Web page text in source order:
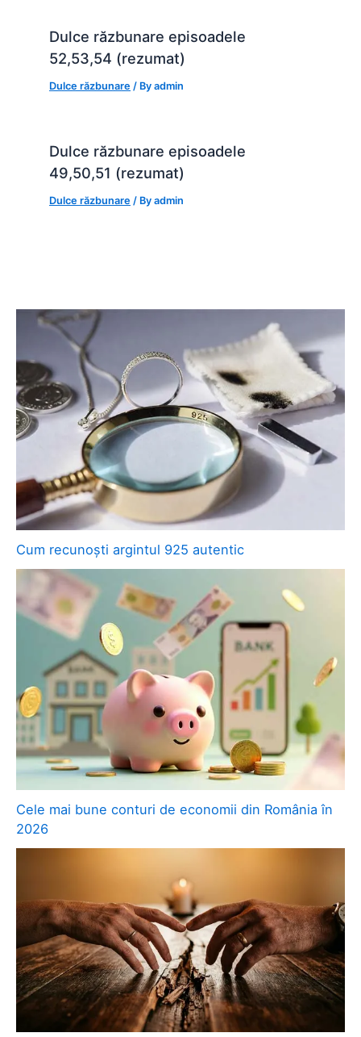
Dulce răzbunare episoadele
52,53,54 (rezumat)
Dulce răzbunare / Byadmin
Dulce răzbunare episoadele
49,50,51 (rezumat)
Dulce răzbunare / Byadmin
Cum recunoști argintul 925 autentic
Cele mai bune conturi de economii din România în
2026